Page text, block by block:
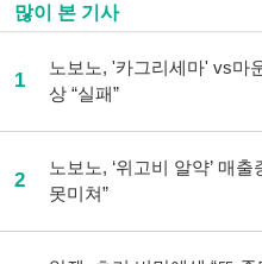
많이 본 기사
1
노보노, '카그리세마' vs마
상 “실패”
2
노보노, ‘위고비 알약’ 매출
못미쳐”